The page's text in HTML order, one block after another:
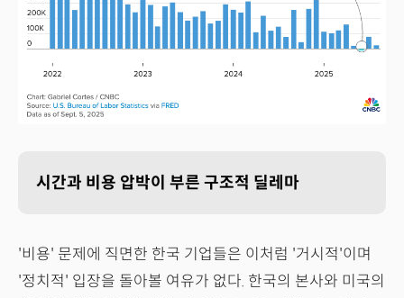
시간과 비용 압박이 부른 구조적 딜레마
'비용' 문제에 직면한 한국 기업들은 이처럼 '거시적'이며
'정치적' 입장을 돌아볼 여유가 없다. 한국의 본사와 미국의